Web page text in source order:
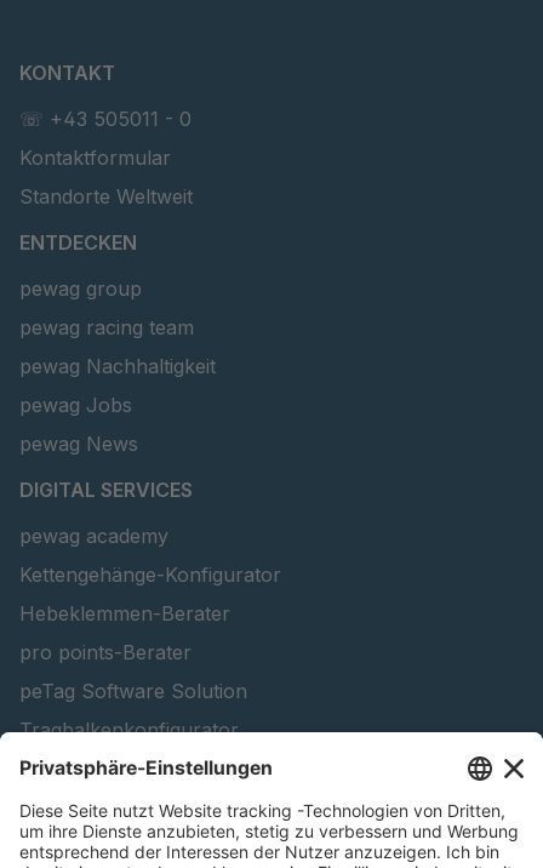
KONTAKT
☏ +43 505011 - 0
Kontaktformular
Standorte Weltweit
ENTDECKEN
pewag group
pewag racing team
pewag Nachhaltigkeit
pewag Jobs
pewag News
DIGITAL SERVICES
pewag academy
Kettengehänge-Konfigurator
Hebeklemmen-Berater
pro points-Berater
peTag Software Solution
Tragbalkenkonfigurator
Schneekettenkonfigurator - Firmenkunden
Schneekettenkonfigurator - Privatkunden
Forstprodukt finden